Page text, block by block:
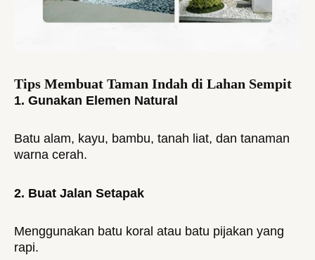
Tips Membuat Taman Indah di Lahan Sempit
1. Gunakan Elemen Natural
Batu alam, kayu, bambu, tanah liat, dan tanaman
warna cerah.
2. Buat Jalan Setapak
Menggunakan batu koral atau batu pijakan yang
rapi.